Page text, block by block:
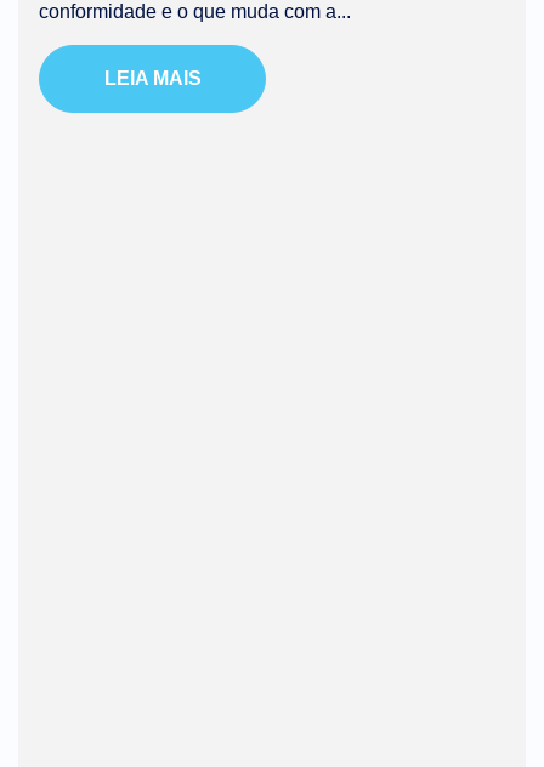
conformidade e o que muda com a...
LEIA MAIS